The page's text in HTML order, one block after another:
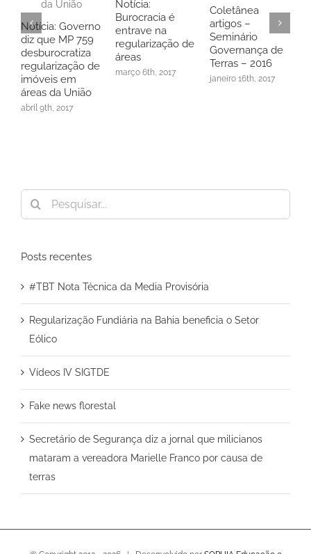
Notícia: Governo
diz que MP 759
desburocratiza
regularização de
imóveis em
áreas da União
abril 9th, 2017
Notícia:
Burocracia é
entrave na
regularização de
áreas
março 6th, 2017
Coletânea
artigos –
Seminário
Governança de
Terras – 2016
janeiro 16th, 2017
Buscar
resultados
Posts recentes
#TBT Nota Técnica da Media Provisória
Regularização Fundiária na Bahia beneficia o Setor
Eólico
Vídeos IV SIGTDE
Fake news florestal
Secretário de Segurança diz a jornal que milicianos
mataram a vereadora Marielle Franco por causa de
terras